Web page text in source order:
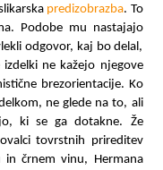
za denar?
predizobrazba. To
Podobe mu nastajajo
odgovor, kaj bo delal,
ne kažejo njegove
brezorientacije. Ko
ne glede na to, ali
ki se ga dotakne. Že
tovrstnih prireditev
črnem vinu, Hermana